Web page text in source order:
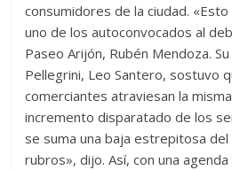
consumidores de la ciudad.
uno de los autoconvocados al
Paseo Arijón, Rubén Mendoza.
Pellegrini, Leo Santero, sostuvo
comerciantes atraviesan la
incremento disparatado de los
se suma una baja estrepitosa
rubros», dijo. Así, con una